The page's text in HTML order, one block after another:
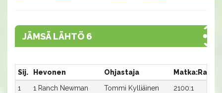
JÄMSÄ LÄHTÖ 6
Sij. Hevonen Ohjastaja Matka:Rata
1
1 Ranch Newman Tommi Kylliäinen 2100:1